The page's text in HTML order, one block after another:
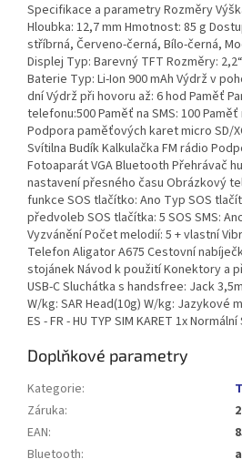
Specifikace a parametry Rozměry
Hloubka: 12,7 mm Hmotnost: 85 g
stříbrná, Červeno-černá, Bílo-černá,
Displej Typ: Barevný TFT Rozměry:
Baterie Typ: Li-Ion 900 mAh Výdrž v
dní Výdrž při hovoru až: 6 hod Paměť
telefonu:500 Paměť na SMS: 100
Podpora paměťových karet micro SD/
Svítilna Budík Kalkulačka FM rádio
Fotoaparát VGA Bluetooth Přehrávač
nastavení přesného času Obrázkový
funkce SOS tlačítko: Ano Typ SOS
předvoleb SOS tlačítka: 5 SOS SMS:
Vyzvánění Počet melodií: 5 + vlastní
Telefon Aligator A675 Cestovní
stojánek Návod k použití Konektory a
USB-C Sluchátka s handsfree: Jack
W/kg: SAR Head(10g) W/kg: Jazykové
ES - FR - HU TYP SIM KARET 1x
Doplňkové parametry
Kategorie:
Záruka:
EAN:
Bluetooth: